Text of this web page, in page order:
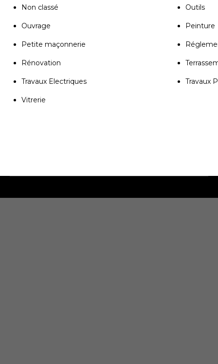
Non classé Outils
Ouvrage Peinture
Petite maçonnerie
Rénovation
Travaux Electriques Travaux
Vitrerie